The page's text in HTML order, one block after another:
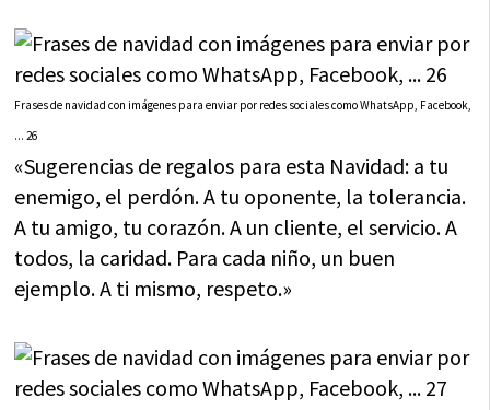
Frases de navidad con imágenes para enviar por redes sociales como WhatsApp, Facebook,
... 26
«Sugerencias de regalos para esta Navidad: a tu
enemigo, el perdón. A tu oponente, la tolerancia.
A tu amigo, tu corazón. A un cliente, el servicio. A
todos, la caridad. Para cada niño, un buen
ejemplo. A ti mismo, respeto.»